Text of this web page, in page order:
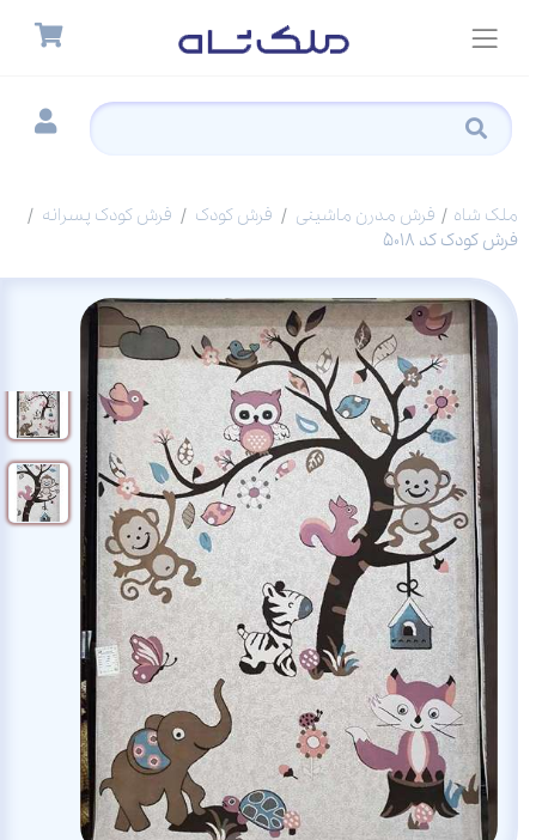
ملک شاه فرش مدرن ماشینی فرش کودک
فرش کودک پسرانه
فرش کودک کد 5018